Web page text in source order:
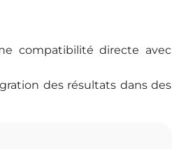
compatibilité directe avec
des résultats dans des